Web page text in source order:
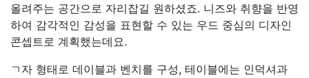
올려주는 공간으로 자리잡길 원하셨죠. 니즈와 취향을 반영
하여 감각적인 감성을 표현할 수 있는 우드 중심의 디자인
콘셉트로 계획했는데요.
ㄱ자 형태로 데이블과 벤치를 구성, 테이블에는 인덕셔과